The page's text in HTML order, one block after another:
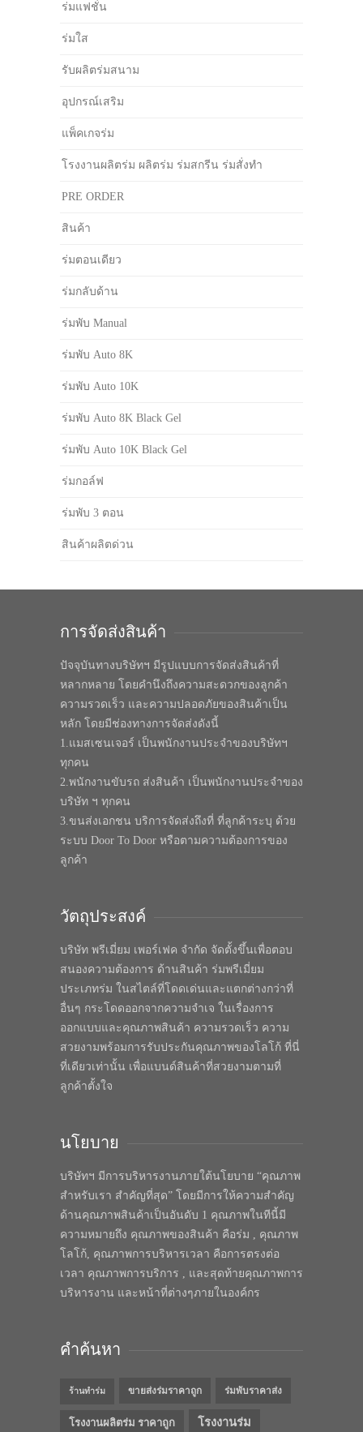
ร่มแฟชั่น
ร่มใส
รับผลิตร่มสนาม
อุปกรณ์เสริม
แพ็คเกจร่ม
โรงงานผลิตร่ม ผลิตร่ม ร่มสกรีน ร่มสั่งทำ
PRE ORDER
สินค้า
ร่มตอนเดียว
ร่มกลับด้าน
ร่มพับ Manual
ร่มพับ Auto 8K
ร่มพับ Auto 10K
ร่มพับ Auto 8K Black Gel
ร่มพับ Auto 10K Black Gel
ร่มกอล์ฟ
ร่มพับ 3 ตอน
สินค้าผลิตด่วน
การจัดส่งสินค้า
ปัจจุบันทางบริษัทฯ มีรูปแบบการจัดส่งสินค้าที่
หลากหลาย โดยคำนึงถึงความสะดวกของลูกค้า
ความรวดเร็ว และความปลอดภัยของสินค้าเป็น
หลัก โดยมีช่องทางการจัดส่งดังนี้
1.แมสเซนเจอร์ เป็นพนักงานประจำของบริษัทฯ
ทุกคน
2.พนักงานขับรถ ส่งสินค้า เป็นพนักงานประจำของ
บริษัท ฯ ทุกคน
3.ขนส่งเอกชน บริการจัดส่งถึงที่ ที่ลูกค้าระบุ ด้วย
ระบบ Door To Door หรือตามความต้องการของ
ลูกค้า
วัตถุประสงค์
บริษัท พรีเมี่ยม เพอร์เฟค จำกัด จัดตั้งขึ้นเพื่อตอบ
สนองความต้องการ ด้านสินค้า ร่มพรีเมี่ยม
ประเภทร่ม ในสไตล์ที่โดดเด่นและแตกต่างกว่าที่
อื่นๆ กระโดดออกจากความจำเจ ในเรื่องการ
ออกแบบและคุณภาพสินค้า ความรวดเร็ว ความ
สวยงามพร้อมการรับประกันคุณภาพของโลโก้ ที่นี่
ที่เดียวเท่านั้น เพื่อแบนด์สินค้าที่สวยงามตามที่
ลูกค้าตั้งใจ
นโยบาย
บริษัทฯ มีการบริหารงานภายใต้นโยบาย “คุณภาพ
สำหรับเรา สำคัญที่สุด” โดยมีการให้ความสำคัญ
ด้านคุณภาพสินค้าเป็นอันดับ 1 คุณภาพในทีนี้มี
ความหมายถึง คุณภาพของสินค้า คือร่ม , คุณภาพ
โลโก้, คุณภาพการบริหารเวลา คือการตรงต่อ
เวลา คุณภาพการบริการ , และสุดท้ายคุณภาพการ
บริหารงาน และหน้าที่ต่างๆภายในองค์กร
คำค้นหา
ร้านทำร่ม ขายส่งร่มราคาถูก ร่มพับราคาส่ง
โรงงานผลิตร่ม ราคาถูก โรงงานร่ม